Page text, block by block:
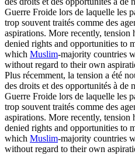
Guerre Froide lors de laquelle les
trop souvent traités comme des
aspirations. More recently, tension
denied rights and opportunities to
which Muslim-majority countries
without regard to their own
Plus récemment, la tension a été
des droits et des opportunités à de
Guerre Froide lors de laquelle les
trop souvent traités comme des
aspirations. More recently, tension
denied rights and opportunities to
which Muslim-majority countries
without regard to their own